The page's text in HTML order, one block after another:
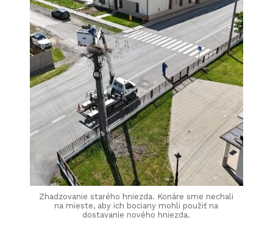
Zhadzovanie starého hniezda. Konáre sme nechali
na mieste, aby ich bociany mohli použiť na
dostavanie nového hniezda.